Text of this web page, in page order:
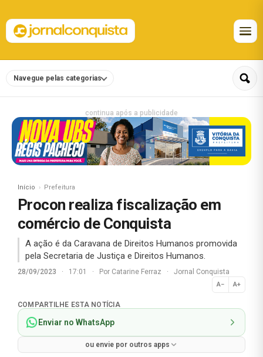
Navegue pelas categorias
continua após a publicidade
Início Prefeitura
Procon realiza fiscalização em
comércio de Conquista
A ação é da Caravana de Direitos Humanos promovida
pela Secretaria de Justiça e Direitos Humanos.
28/09/2023 · 17:01 · Por Catarine Ferraz · Jornal Conquista
A− A+
Normal
COMPARTILHE ESTA NOTÍCIA
Enviar no WhatsApp
ou envie por outros apps